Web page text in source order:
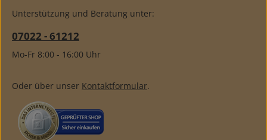
Unterstützung und Beratung unter:
07022 - 61212
Mo-Fr 8:00 - 16:00 Uhr
Oder über unser Kontaktformular.